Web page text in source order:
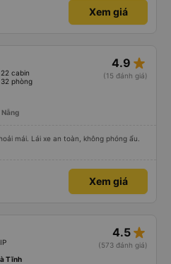
Xem giá
cabin
phòng
4.9 star_rate
(15 đánh giá)
mái. Lái xe an toàn, không phóng ẩu.
Xem giá
4.5 star_rate
(573 đánh giá)
Tĩnh